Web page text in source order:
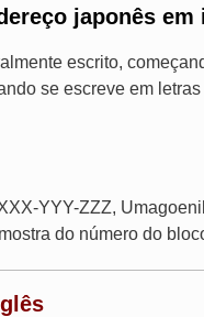
japonês em
escrito,
se escreve em
YYY-ZZZ,
do número do